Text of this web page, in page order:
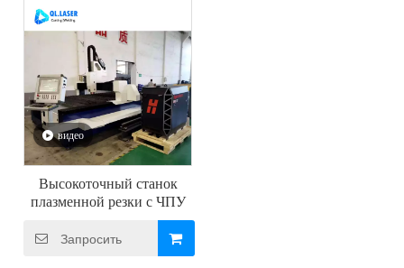
видео
Высокоточный станок
плазменной резки с ЧПУ
Запросить